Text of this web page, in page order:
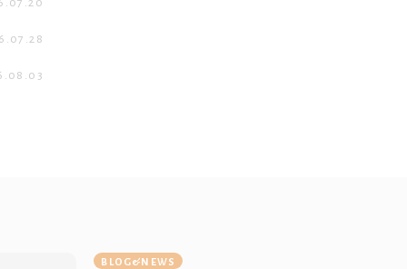
BLOG&NEWS